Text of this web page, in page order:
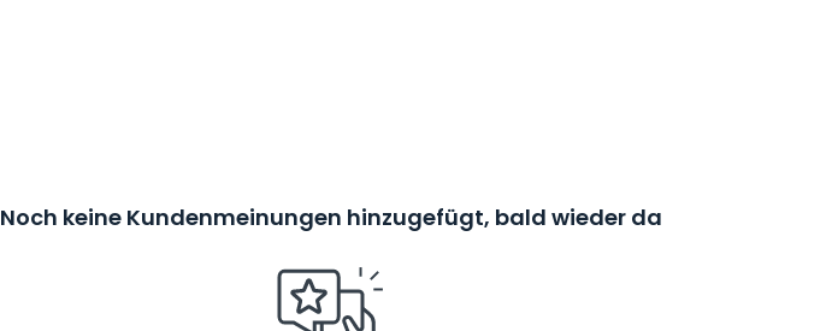
Noch keine Kundenmeinungen hinzugefügt, bald wieder da